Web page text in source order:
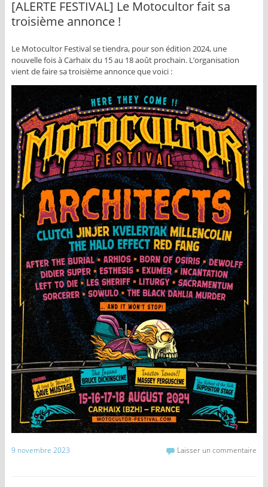
[ALERTE FESTIVAL] Le Motocultor fait sa
troisième annonce !
Le Motocultor Festival se tiendra, pour son édition 2024, une
nouvelle fois à Carhaix du 15 au 18 août prochain. L’organisation
vient de faire sa troisième annonce que voici :
9 novembre 2023 Laisser un commentaire